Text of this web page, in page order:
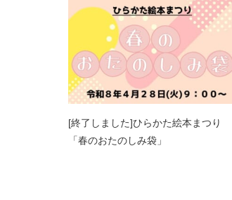
[終了しました]ひらかた絵本まつり
「春のおたのしみ袋」